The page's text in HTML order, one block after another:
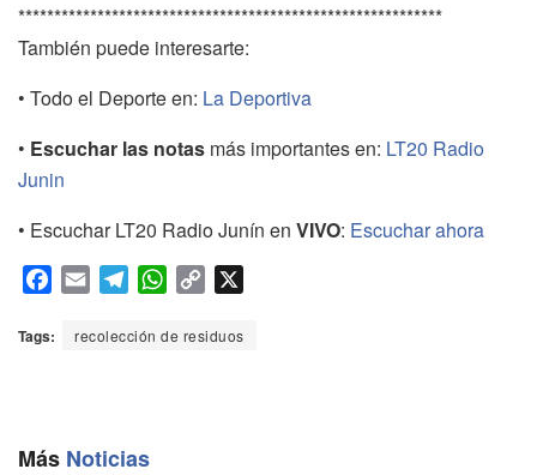
***********************************************************
También puede interesarte:
• Todo el Deporte en: La Deportiva
• Escuchar las notas más importantes en: LT20 Radio
Junin
• Escuchar LT20 Radio Junín en VIVO: Escuchar ahora
c
o
a
l
a
W
a
p
Tags: recolección de residuos
Más Noticias